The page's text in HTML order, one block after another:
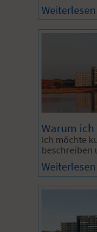
Weiterlesen
Warum ich
Ich möchte
beschreiben
Weiterlesen